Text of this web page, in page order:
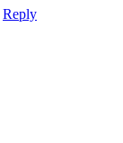
Reply